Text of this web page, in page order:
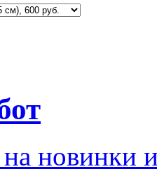
новинки